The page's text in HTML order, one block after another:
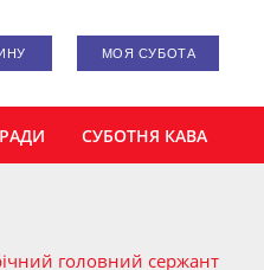
МОЯ СУБОТА
СУБОТНЯ КАВА
головний сержант